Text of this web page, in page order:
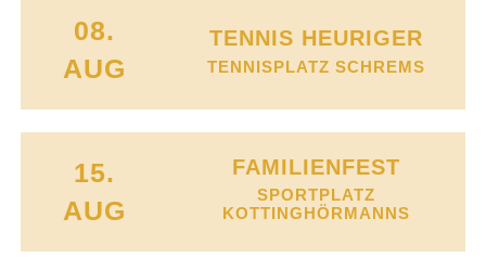
08.
AUG
TENNIS HEURIGER
TENNISPLATZ SCHREMS
15.
AUG
FAMILIENFEST
SPORTPLATZ
KOTTINGHÖRMANNS